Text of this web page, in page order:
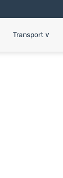
Transport ∨